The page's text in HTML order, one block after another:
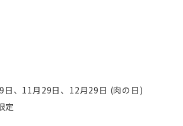
日、11月29日、12月29日 (肉の日)
定